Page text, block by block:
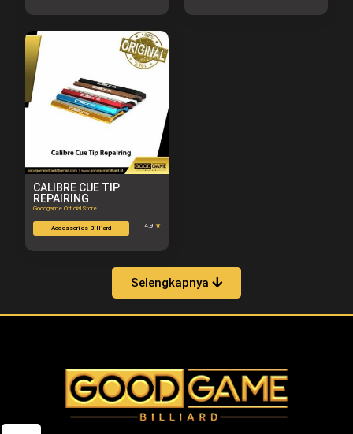
CALIBRE CUE TIP
REPAIRING
Goodgame Official Store
Accessories Billiard 4.9 ★
Selengkapnya